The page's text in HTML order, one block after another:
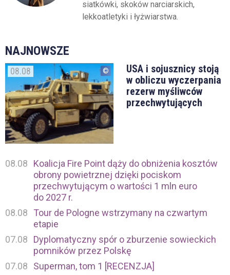
siatkówki, skoków narciarskich,
lekkoatletyki i łyżwiarstwa.
NAJNOWSZE
08.08
USA i sojusznicy stoją
w obliczu wyczerpania
rezerw myśliwców
przechwytujących
08.08
Koalicja Fire Point dąży do obniżenia kosztów
obrony powietrznej dzięki pociskom
przechwytującym o wartości 1 mln euro
do 2027 r.
08.08
Tour de Pologne wstrzymany na czwartym
etapie
07.08
Dyplomatyczny spór o zburzenie sowieckich
pomników przez Polskę
07.08
Superman, tom 1 [RECENZJA]